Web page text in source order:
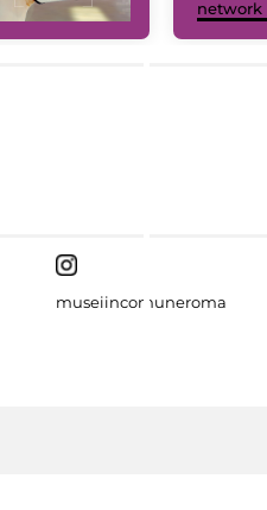
network
museiincomuneroma